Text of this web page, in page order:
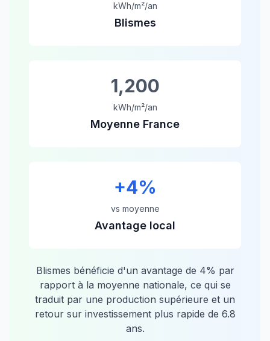
kWh/m²/an
Blismes
1,200
kWh/m²/an
Moyenne France
+4%
vs moyenne
Avantage local
Blismes bénéficie d'un avantage de 4% par
rapport à la moyenne nationale, ce qui se
traduit par une production supérieure et un
retour sur investissement plus rapide de 6.8
ans.